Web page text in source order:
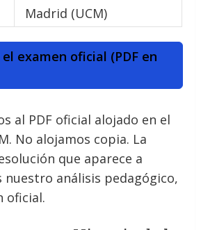
Madrid (UCM)
examen oficial (PDF en
al PDF oficial alojado en el
No alojamos copia. La
que aparece a
nuestro análisis pedagógico,
oficial.